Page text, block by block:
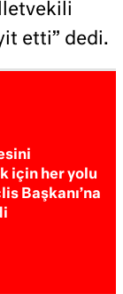
etti” dedi.
için her yolu
Başkanı’na